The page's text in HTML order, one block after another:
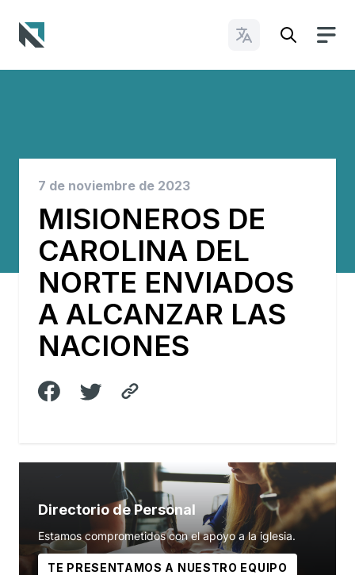
Cambiar idioma
7 de noviembre de 2023
MISIONEROS DE
CAROLINA DEL
NORTE ENVIADOS
A ALCANZAR LAS
NACIONES
Directorio de Personal
Estamos comprometidos con el apoyo a la iglesia.
TE PRESENTAMOS A NUESTRO EQUIPO